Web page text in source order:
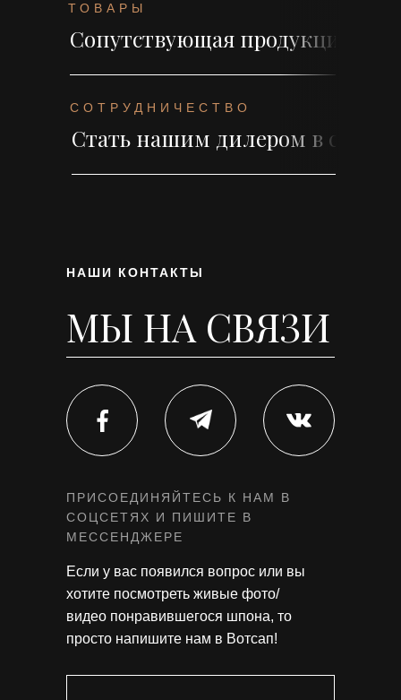
Сопутствующая продукция
ТОВАРЫ
Стать нашим дилером в своем
СОТРУДНИЧЕСТВО
НАШИ КОНТАКТЫ
МЫ НА СВЯЗИ
ПРИСОЕДИНЯЙТЕСЬ К НАМ В
СОЦСЕТЯХ И ПИШИТЕ В
МЕССЕНДЖЕРЕ
Если у вас появился вопрос или вы
хотите посмотреть живые фото/
видео понравившегося шпона, то
просто напишите нам в Вотсап!